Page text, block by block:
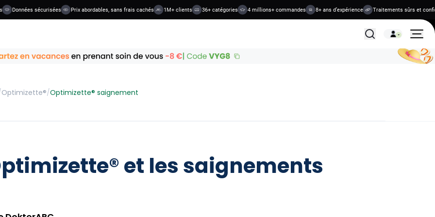
Données sécurisées Prix abordables, sans frais cachés 1M+ clients 36+ catégories 4 millions+ commandes 8+ ans d’expérience Traitements sûrs et
Tous les traitements
Optimizette®/Optimizette® saignement
et les saignements